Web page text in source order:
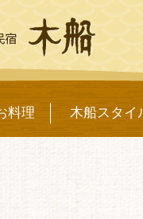
料理 木船スタイ